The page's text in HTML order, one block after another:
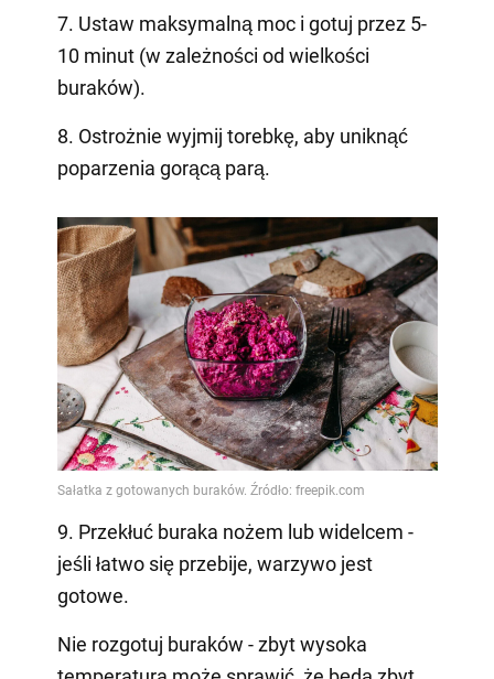
7. Ustaw maksymalną moc i gotuj przez 5-
10 minut (w zależności od wielkości
buraków).
8. Ostrożnie wyjmij torebkę, aby uniknąć
poparzenia gorącą parą.
9. Przekłuć buraka nożem lub widelcem -
jeśli łatwo się przebije, warzywo jest
gotowe.
Nie rozgotuj buraków - zbyt wysoka